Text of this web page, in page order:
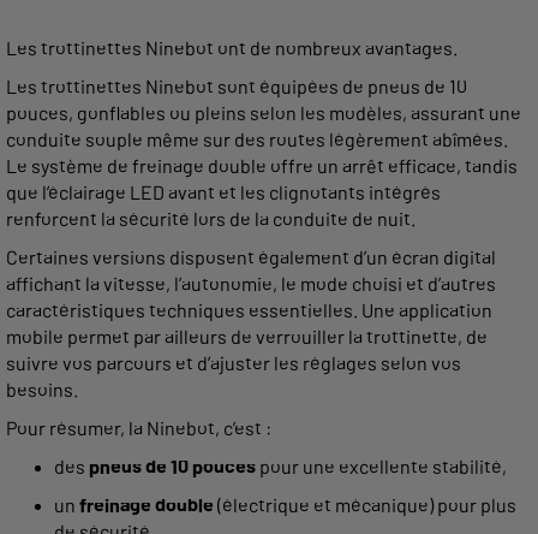
Les trottinettes Ninebot ont de nombreux avantages.
Les trottinettes Ninebot sont équipées de pneus de 10
pouces, gonflables ou pleins selon les modèles, assurant une
conduite souple même sur des routes légèrement abîmées.
Le système de freinage double offre un arrêt efficace, tandis
que l’éclairage LED avant et les clignotants intégrés
renforcent la sécurité lors de la conduite de nuit.
Certaines versions disposent également d’un écran digital
affichant la vitesse, l’autonomie, le mode choisi et d’autres
caractéristiques techniques essentielles. Une application
mobile permet par ailleurs de verrouiller la trottinette, de
suivre vos parcours et d’ajuster les réglages selon vos
besoins.
Pour résumer, la Ninebot, c’est :
des pneus de 10 pouces pour une excellente stabilité,
un freinage double (électrique et mécanique) pour plus